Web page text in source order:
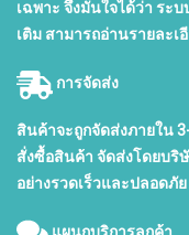
เฉพาะ จึงมั่นใจได้ว่า ระ
เติม สามารถอ่านรายละเ
การจัดส่ง
สินค้าจะถูกจัดส่งภายใน
สั่งซื้อสินค้า จัดส่งโดยบ
อย่างรวดเร็วและปลอดภัย
แผนกบริการลูกค้า